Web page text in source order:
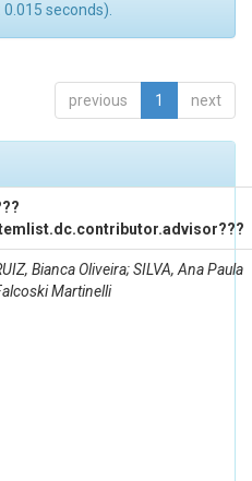
seconds).
previous 1 next
Bianca Oliveira; SILVA, Ana Paula
Martinelli